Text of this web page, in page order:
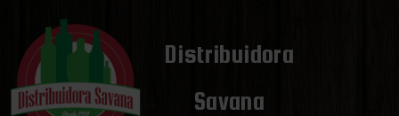
Distribuidora
Savana